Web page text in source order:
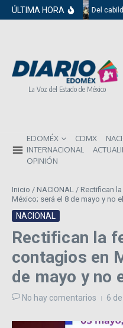
Saltar al contenido
ÚLTIMA HORA Del
La Voz del Estado de México
EDOMÉX CDMX
INTERNACIONAL
OPINIÓN
Inicio / NACIONAL / Rectifican
México; será el 8 de mayo y no
NACIONAL
Rectifican la
contagios en
de mayo y no
No hay comentarios 6